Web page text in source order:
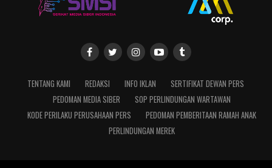
TENTANG KAMI REDAKSI INFO IKLAN
SERTIFIKAT DEWAN PERS
PEDOMAN MEDIA SIBER
SOP PERLINDUNGAN WARTAWAN
KODE PERILAKU PERUSAHAAN PERS
PEDOMAN PEMBERITAAN RAMAH ANAK
PERLINDUNGAN MEREK